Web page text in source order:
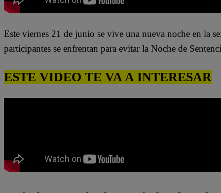
Este viernes 21 de junio se vive una nueva noche en la
participantes se enfrentan para evitar la Noche de
ESTE VIDEO TE VA A INTERESAR